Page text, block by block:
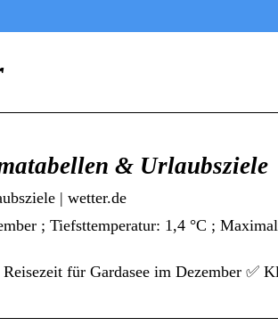
& Urlaubsziele
| wetter.de
; Tiefsttemperatur: 1,4 °C ;
für Gardasee im Dezember ✅